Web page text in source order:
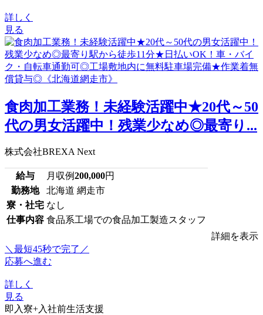
詳しく
見る
食肉加工業務！未経験活躍中★20代～50
代の男女活躍中！残業少なめ◎最寄り...
株式会社BREXA Next
給与 月収例200,000円
勤務地
北海道 網走市
寮・社宅 なし
仕事内容 食品系工場での食品加工製造スタッフ
詳細を表示
＼最短45秒で完了／
応募へ進む
詳しく
見る
即入寮+入社前生活支援